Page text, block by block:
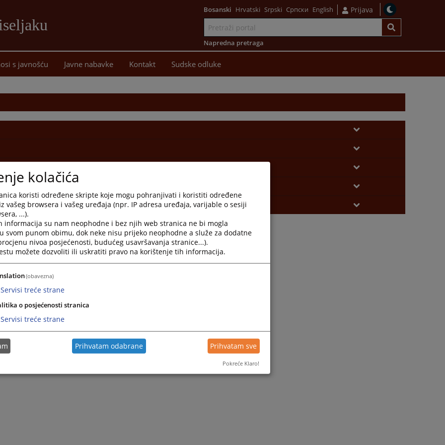
sadržaj
Bosanski Hrvatski Srpski Српски English Prijava
Napredna pretraga
s javnošću Javne nabavke Kontakt Sudske odluke
kolačića
koristi određene skripte koje mogu pohranjivati i koristiti određene
vašeg browsera i vašeg uređaja (npr. IP adresa uređaja, varijable o sesiji
...).
informacija su nam neophodne i bez njih web stranica ne bi mogla
svom punom obimu, dok neke nisu prijeko neophodne a služe za dodatne
nivoa posjećenosti, budućeg usavršavanja stranice...).
možete dozvoliti ili uskratiti pravo na korištenje tih informacija.
(obavezna)
Servisi treće strane
o posjećenosti stranica
Servisi treće strane
Prihvatam odabrane Prihvatam sve
Pokreće Klaro!